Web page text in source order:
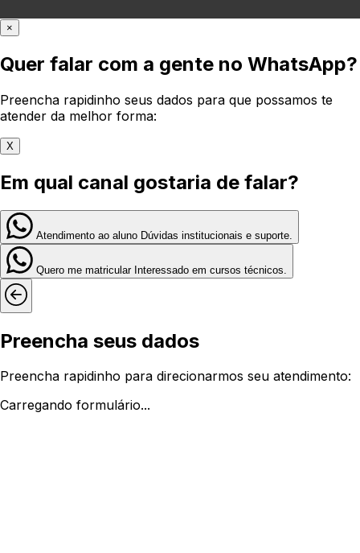
×
Quer falar com a gente no WhatsApp?
Preencha rapidinho seus dados para que possamos te
atender da melhor forma:
X
Em qual canal gostaria de falar?
Atendimento ao aluno Dúvidas institucionais e suporte.
Quero me matricular Interessado em cursos técnicos.
Preencha seus dados
Preencha rapidinho para direcionarmos seu atendimento:
Carregando formulário...